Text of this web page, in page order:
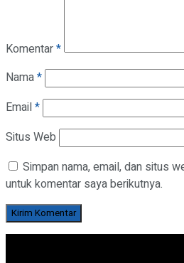
Komentar*
Nama*
Email*
Situs Web
Simpan nama, email, dan situs
untuk komentar saya berikutnya.